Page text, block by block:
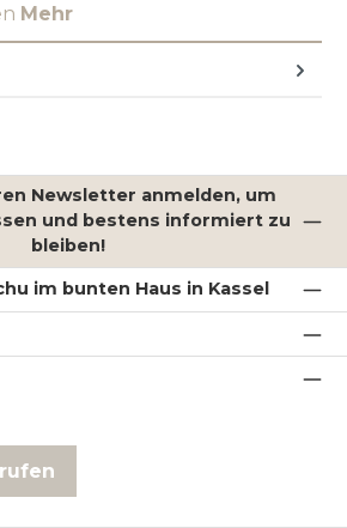
Mehr
Newsletter anmelden, um
und bestens informiert zu
bleiben!
im bunten Haus in Kassel